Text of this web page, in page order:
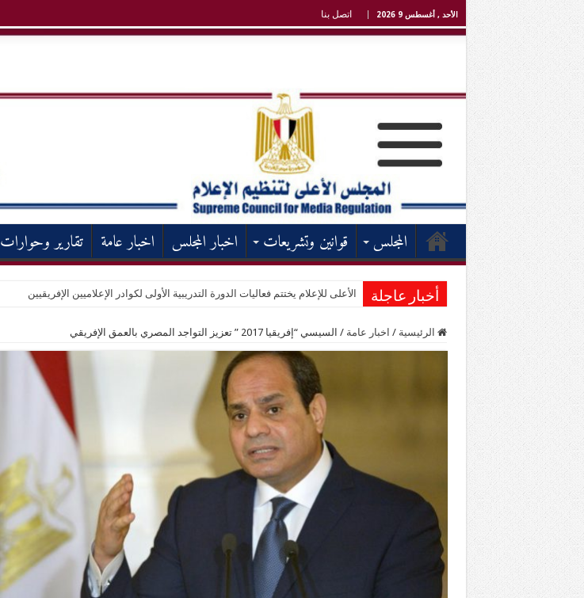
الأحد , أغسطس 9 2026 اتصل بنا
المجلس قوانين وتشريعات اخبار المجلس اخبار عامة تقارير وحوارات
أخبار عاجلة الأعلى للإعلام يختتم فعاليات الدورة التدريبية الأولى لكوادر الإعلاميين الإفريقيين
الرئيسية / اخبار عامة / السيسي “إفريقيا 2017 ” تعزيز التواجد المصري بالعمق الإفريقي